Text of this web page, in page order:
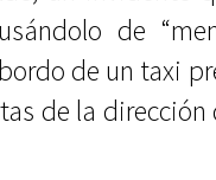
de
de un taxi
de la